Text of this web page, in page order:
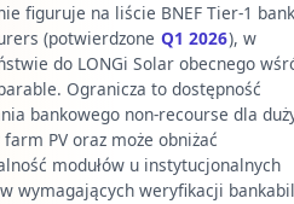
figuruje na liście BNEF Tier-1
(potwierdzone Q1 2026), w
do LONGi Solar obecnego
Ogranicza to dostępność
bankowego non-recourse dla
PV oraz może obniżać
modułów u instytucjonalnych
wymagających weryfikacji